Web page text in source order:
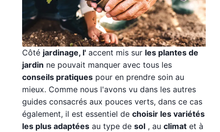
Côté jardinage, l' accent mis sur les plantes de
jardin ne pouvait manquer avec tous les
conseils pratiques pour en prendre soin au
mieux. Comme nous l'avons vu dans les autres
guides consacrés aux pouces verts, dans ce cas
également, il est essentiel de choisir les variétés
les plus adaptées au type de sol , au climat et à